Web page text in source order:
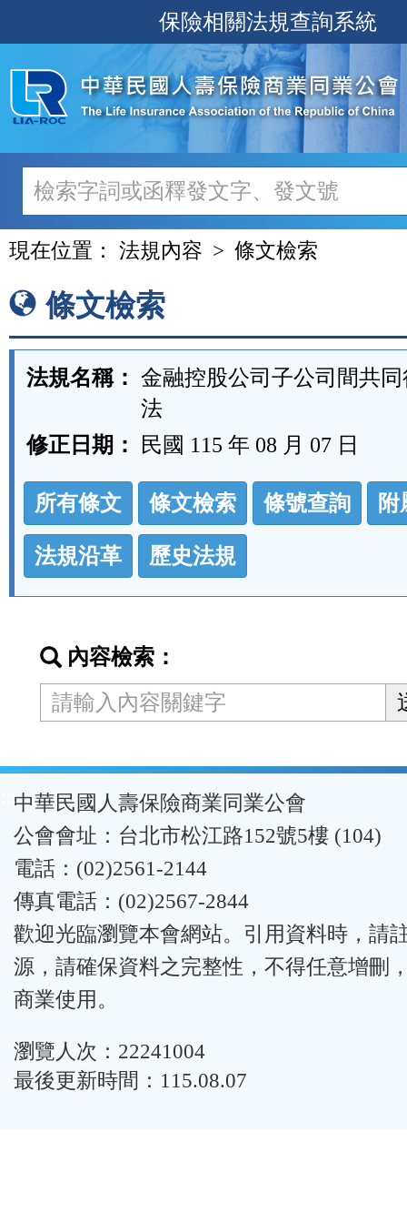
至
主
內
容
保險相關法規查詢系統
現在位置： 法規內容 條文檢索
條文檢索
法規名稱： 金融控股公司子公司間共
法
修正日期：
民國 115 年 08 月 07 日
法
規
功
能
按
區
所有條文 條文檢索 條號查詢 附
法規沿革 歷史法規
內容檢索：
:::中華民國人壽保險商業同業公會
公會會址：台北市松江路152號5樓 (104)
電話：(02)2561-2144
傳真電話：(02)2567-2844
歡迎光臨瀏覽本會網站。引用資料時，請
源，請確保資料之完整性，不得任意增刪
商業使用。
瀏覽人次：22241004
最後更新時間：115.08.07